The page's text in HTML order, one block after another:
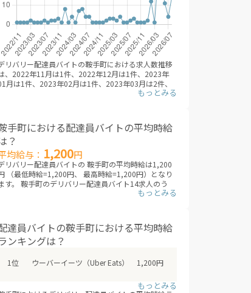
リバリー配達員バイトの鞍手町における求人数推移
、2022年11月は1件、2022年12月は1件、2023年
月は1件、2023年02月は1件、2023年03月は2件、
2023年04月は1件、2023年05月は1件、2023年06月
、2023年12月は1件、2024年01月は8件、2024年
月は1件、2024年03月は4件、2024年04月は1件、
年05月は7件、2024年06月は8件、2024年07月
4件、2024年08月は4件、2024年09月は1件、2024
10月は1件、2024年11月は1件、2024年12月は1
、2025年01月は2件、2025年02月は3件、2025年
月は3件、2025年04月は2件、2025年05月は4件、
年06月は1件、2025年07月は1件、2025年08月
は2件、2025年09月は3件、2025年10月は1件、2025
月は24件、2026年05月は20件、2026年06月は11
、2026年07月は4件、2026年08月は14件と推移。
（※デリバリーバイトNAVI調べ /2026年08月）
手町における配達員バイトの平均時給
？
均給与： 1,200円
リバリー配達員バイトの 鞍手町の平均時給は1,200
（最低時給=1,200円、 最高時給=1,200円）となり
す。 鞍手町のデリバリー配達員バイト14求人のう
ち、 時給記載されている求人から平均を算出。 （※デ
リバリー配達員バイトは、大きく業務委託型（成果
酬型）と時給型に分類されます。業務委託型（成果
配達報酬となり、時給は目安となります。頑張り次第
配達員バイトは、安定した給与を得られるメリットが
ります。各求人を比較検討した上で、応募/登録する
達員バイトの鞍手町における平均時給
ンキングは？
ウーバーイーツ（Uber Eats） 1,200円